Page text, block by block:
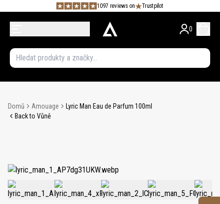
1097 reviews on Trustpilot
0
Domů Amouage
Lyric Man Eau de Parfum 100ml
Back to Vůně